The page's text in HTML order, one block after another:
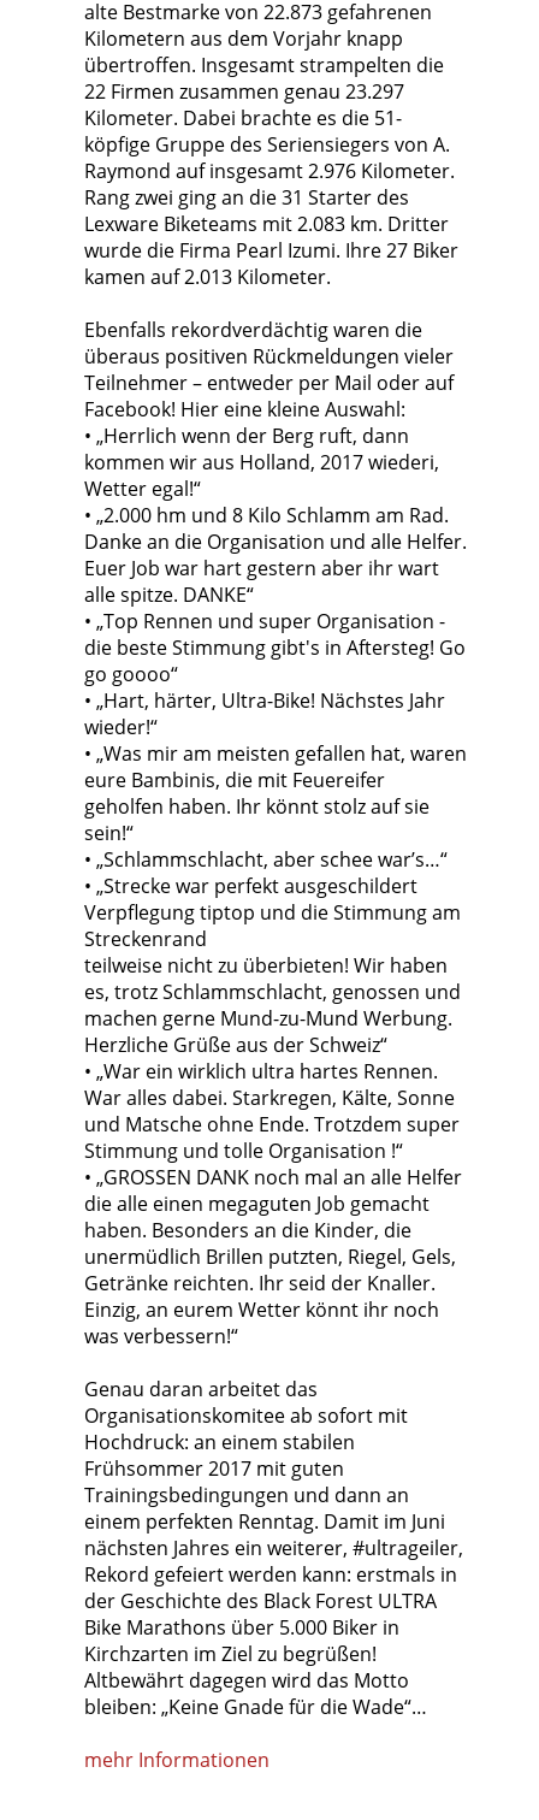
alte Bestmarke von 22.873 gefahrenen
Kilometern aus dem Vorjahr knapp
übertroffen. Insgesamt strampelten die
22 Firmen zusammen genau 23.297
Kilometer. Dabei brachte es die 51-
köpfige Gruppe des Seriensiegers von A.
Raymond auf insgesamt 2.976 Kilometer.
Rang zwei ging an die 31 Starter des
Lexware Biketeams mit 2.083 km. Dritter
wurde die Firma Pearl Izumi. Ihre 27 Biker
kamen auf 2.013 Kilometer.
Ebenfalls rekordverdächtig waren die
überaus positiven Rückmeldungen vieler
Teilnehmer – entweder per Mail oder auf
Facebook! Hier eine kleine Auswahl:
• „Herrlich wenn der Berg ruft, dann
kommen wir aus Holland, 2017 wiederi,
Wetter egal!“
• „2.000 hm und 8 Kilo Schlamm am Rad.
Danke an die Organisation und alle Helfer.
Euer Job war hart gestern aber ihr wart
alle spitze. DANKE“
• „Top Rennen und super Organisation -
die beste Stimmung gibt's in Aftersteg! Go
go goooo“
• „Hart, härter, Ultra-Bike! Nächstes Jahr
wieder!“
• „Was mir am meisten gefallen hat, waren
eure Bambinis, die mit Feuereifer
geholfen haben. Ihr könnt stolz auf sie
sein!“
• „Schlammschlacht, aber schee war’s…“
• „Strecke war perfekt ausgeschildert
Verpflegung tiptop und die Stimmung am
Streckenrand
teilweise nicht zu überbieten! Wir haben
es, trotz Schlammschlacht, genossen und
machen gerne Mund-zu-Mund Werbung.
Herzliche Grüße aus der Schweiz“
• „War ein wirklich ultra hartes Rennen.
War alles dabei. Starkregen, Kälte, Sonne
und Matsche ohne Ende. Trotzdem super
Stimmung und tolle Organisation !“
• „GROSSEN DANK noch mal an alle Helfer
die alle einen megaguten Job gemacht
haben. Besonders an die Kinder, die
unermüdlich Brillen putzten, Riegel, Gels,
Getränke reichten. Ihr seid der Knaller.
Einzig, an eurem Wetter könnt ihr noch
was verbessern!“
Genau daran arbeitet das
Organisationskomitee ab sofort mit
Hochdruck: an einem stabilen
Frühsommer 2017 mit guten
Trainingsbedingungen und dann an
einem perfekten Renntag. Damit im Juni
nächsten Jahres ein weiterer, #ultrageiler,
Rekord gefeiert werden kann: erstmals in
der Geschichte des Black Forest ULTRA
Bike Marathons über 5.000 Biker in
Kirchzarten im Ziel zu begrüßen!
Altbewährt dagegen wird das Motto
bleiben: „Keine Gnade für die Wade“…
mehr Informationen